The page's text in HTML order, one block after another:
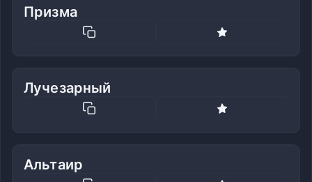
Призма
Лучезарный
Альтаир